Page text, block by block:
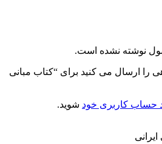
نوشته نشده است.
را ارسال می کنید برای “کتاب مبانی
حساب کاربری خود شوید.